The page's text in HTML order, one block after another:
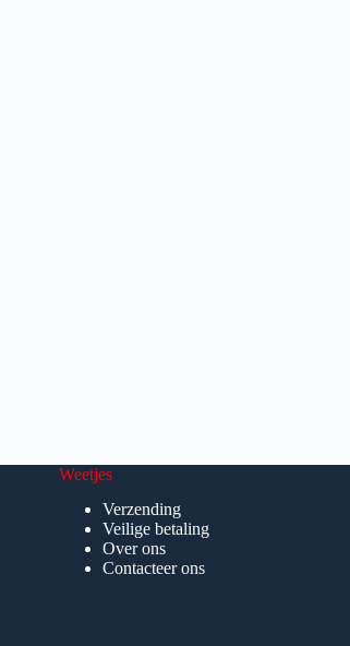
Weetjes
Verzending
Veilige betaling
Over ons
Contacteer ons